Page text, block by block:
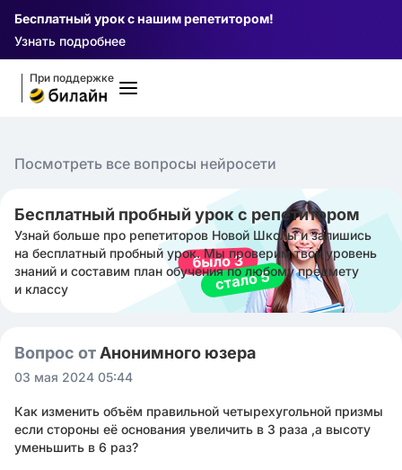
Бесплатный урок с нашим репетитором!
Узнать подробнее
При поддержке
Посмотреть все вопросы нейросети
Бесплатный пробный урок с репетитором
Узнай больше про репетиторов Новой Школы и запишись
на бесплатный пробный урок. Мы проверим твой уровень
знаний и составим план обучения по любому предмету
и классу
Вопрос от Анонимного юзера
03 мая 2024 05:44
Как изменить объём правильной четырехугольной призмы
если стороны её основания увеличить в 3 раза ,а высоту
уменьшить в 6 раз?